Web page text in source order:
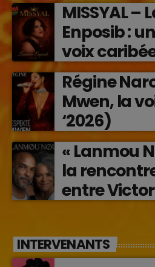
MISSYAL –
Enposib :
voix
transforme
en
Régine
Mwen, la
‘2026)
« Lanmou
la
entre
INTERVENANTS